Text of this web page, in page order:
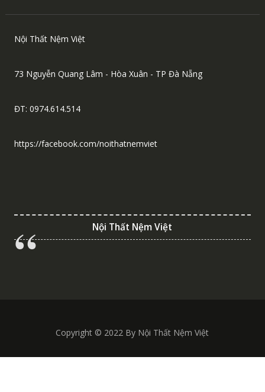
Nội Thất Nệm Việt
73 Nguyễn Quang Lâm - Hòa Xuân - TP Đà Nẵng
ĐT: 0974.614.514
https://facebook.com/noithatnemviet
Nội Thất Nệm Việt
Copyright © 2022 By Nội Thất Nệm Việt